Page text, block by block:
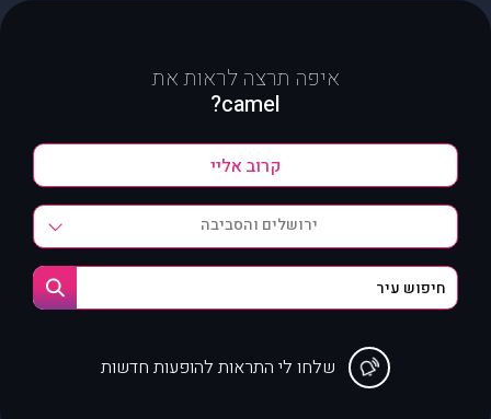
איפה תרצה לראות את
camel?
ירושלים והסביבה
שלחו לי התראות להופעות חדשות